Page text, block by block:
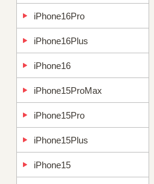
iPhone16Pro
iPhone16Plus
iPhone16
iPhone15ProMax
iPhone15Pro
iPhone15Plus
iPhone15